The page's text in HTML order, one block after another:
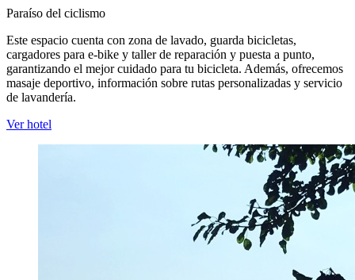
Paraíso del ciclismo
Este espacio cuenta con zona de lavado, guarda bicicletas,
cargadores para e-bike y taller de reparación y puesta a punto,
garantizando el mejor cuidado para tu bicicleta. Además, ofrecemos
masaje deportivo, información sobre rutas personalizadas y servicio
de lavandería.
Ver hotel